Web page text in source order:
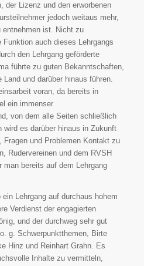
der Lizenz und den erworbenen
jedoch weitaus mehr,
entnehmen ist. Nicht zu
auch dieses Lehrgangs
den Lehrgang geförderte
führte zu guten Bekanntschaften,
und darüber hinaus führen.
voran, da bereits in
ein immenser
von dem alle Seiten schließlich
wird es darüber hinaus in Zukunft
Fragen und Problemen Kontakt zu
Rudervereinen und dem RVSH
man bereits auf dem Lehrgang
Lehrgang auf durchaus hohem
Verdienst der engagierten
und der durchweg sehr gut
g. Schwerpunktthemen, Birte
Hinz und Reinhart Grahn. Es
Inhalte zu vermitteln,